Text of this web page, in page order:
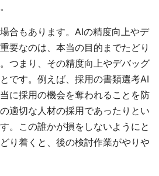
合もあります。AIの精度向上やデ
要なのは、本当の目的までたどり
つまり、その精度向上やデバッグ
です。例えば、採用の書類選考AI
に採用の機会を奪われることを防
適切な人材の採用であったりとい
。この誰かが損をしないようにと
り着くと、後の検討作業がやりや